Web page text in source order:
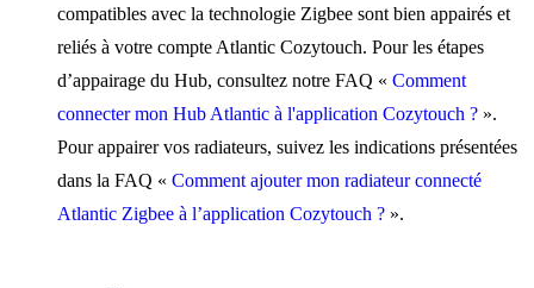
compatibles avec la technologie Zigbee sont bien appairés et
reliés à votre compte Atlantic Cozytouch. Pour les étapes
d’appairage du Hub, consultez notre FAQ « Comment
connecter mon Hub Atlantic à l'application Cozytouch ? ».
Pour appairer vos radiateurs, suivez les indications présentées
dans la FAQ « Comment ajouter mon radiateur connecté
Atlantic Zigbee à l’application Cozytouch ? ».